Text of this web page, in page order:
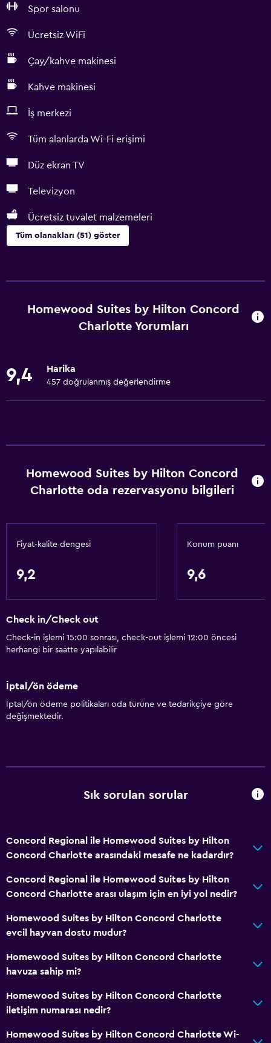
Spor salonu
Ücretsiz WiFi
Çay/kahve makinesi
Kahve makinesi
İş merkezi
Tüm alanlarda Wi-Fi erişimi
Düz ekran TV
Televizyon
Ücretsiz tuvalet malzemeleri
Tüm olanakları (51) göster
Bulaşık makinesi
Kahve makinesi
Mutfak
Tüm alanlarda Wi-Fi erişimi
İnternet
Isıtma
Klimalı
Erişilebilirlik ve uygunluk
Evcil hayvan istek üzerine kabul edilir. Ek ücret talep
edilebilir.
Artırılmış erişilebilirlik
Sigara içilmez
Genel
Telefon
Depo
Hizmetler ve kolaylıklar
Konferans odaları
İş merkezi
Emanet kasası
Hızlı çıkış
24 saat resepsiyon
Homewood Suites by Hilton Concord
Charlotte Yorumları
9,4 Harika
457 doğrulanmış değerlendirme
Homewood Suites by Hilton Concord
Charlotte oda rezervasyonu bilgileri
Fiyat-kalite dengesi
9,2
Konum puanı
9,6
Check in/Check out
Check-in işlemi 15:00 sonrası, check-out işlemi 12:00 öncesi
herhangi bir saatte yapılabilir
İptal/ön ödeme
İptal/ön ödeme politikaları oda türüne ve tedarikçiye göre
değişmektedir.
Sık sorulan sorular
Concord Regional ile Homewood Suites by Hilton
Concord Charlotte arasındaki mesafe ne kadardır?
Concord Regional ile Homewood Suites by Hilton
Concord Charlotte arası ulaşım için en iyi yol nedir?
Homewood Suites by Hilton Concord Charlotte
evcil hayvan dostu mudur?
Homewood Suites by Hilton Concord Charlotte
havuza sahip mi?
Homewood Suites by Hilton Concord Charlotte
iletişim numarası nedir?
Homewood Suites by Hilton Concord Charlotte Wi-